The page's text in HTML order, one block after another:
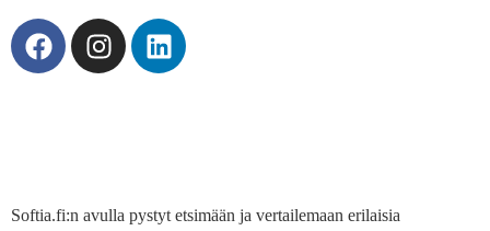
Softia.fi:n avulla pystyt etsimään ja vertailemaan erilaisia